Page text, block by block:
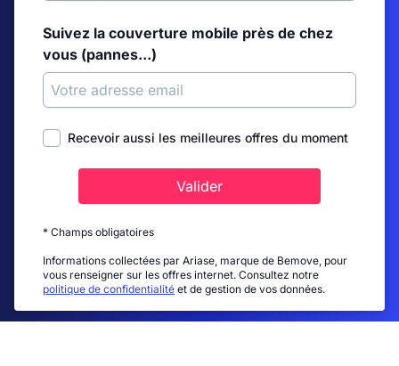
Suivez la couverture mobile près de chez
vous (pannes...)
Recevoir aussi les meilleures offres du moment
Valider
* Champs obligatoires
Informations collectées par Ariase, marque de Bemove, pour
vous renseigner sur les offres internet. Consultez notre
politique de confidentialité et de gestion de vos données.